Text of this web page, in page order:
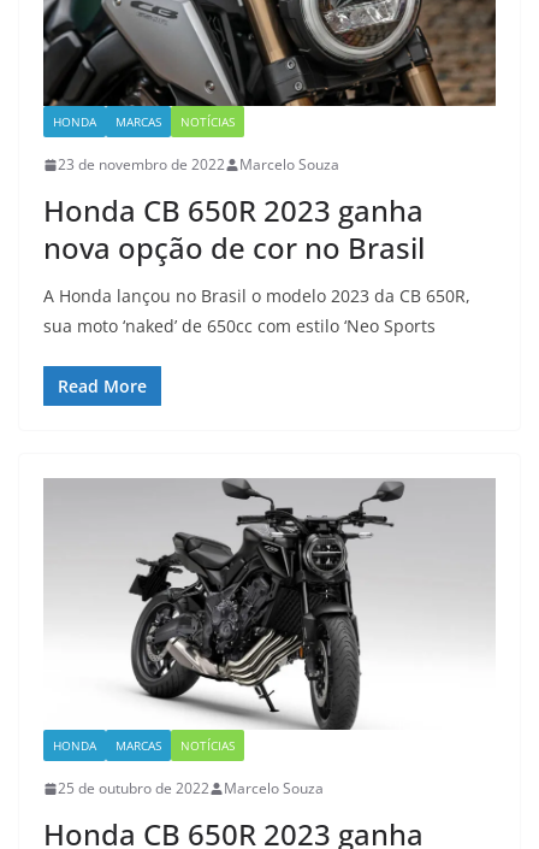
HONDA MARCAS NOTÍCIAS
23 de novembro de 2022 Marcelo Souza
Honda CB 650R 2023 ganha
nova opção de cor no Brasil
A Honda lançou no Brasil o modelo 2023 da CB 650R,
sua moto ‘naked’ de 650cc com estilo ‘Neo Sports
Read More
HONDA MARCAS NOTÍCIAS
25 de outubro de 2022 Marcelo Souza
Honda CB 650R 2023 ganha